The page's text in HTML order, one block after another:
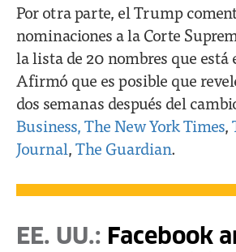
Por otra parte, el Trump
nominaciones a la Corte
la lista de 20 nombres que está
Afirmó que es posible que
dos semanas después del
Business,The New York Times,
Journal,The Guardian.
EE. UU.: Facebook